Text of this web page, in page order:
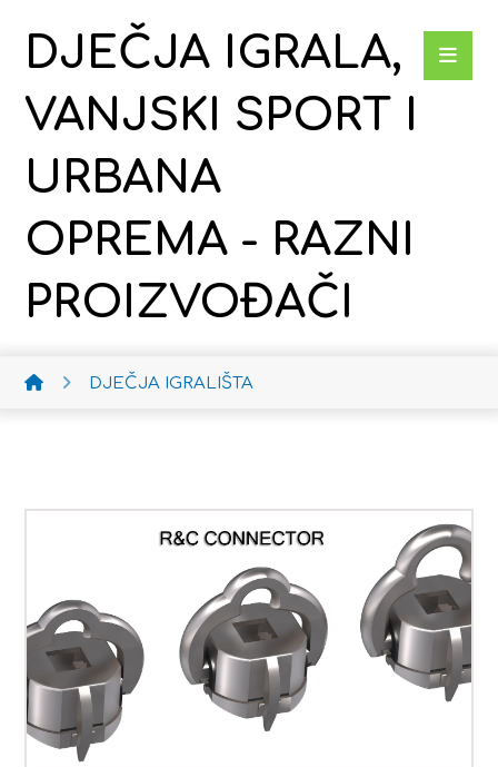
DJEČJA IGRALA,
VANJSKI SPORT I
URBANA
OPREMA - RAZNI
PROIZVOĐAČI
DJEČJA IGRALIŠTA